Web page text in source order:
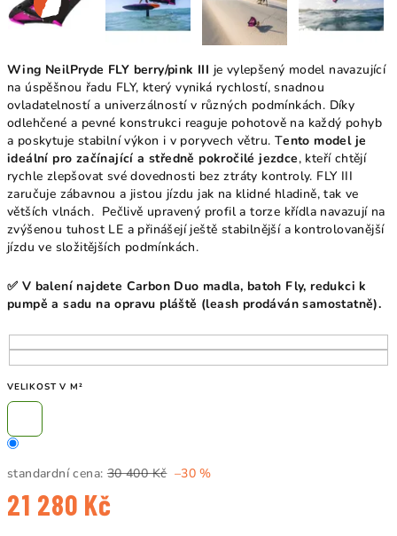
Wing NeilPryde FLY berry/pink III je vylepšený model navazující
na úspěšnou řadu FLY, který vyniká rychlostí, snadnou
ovladatelností a univerzálností v různých podmínkách. Díky
odlehčené a pevné konstrukci reaguje pohotově na každý pohyb
a poskytuje stabilní výkon i v poryvech větru. Tento model je
ideální pro začínající a středně pokročilé jezdce, kteří chtějí
rychle zlepšovat své dovednosti bez ztráty kontroly. FLY III
zaručuje zábavnou a jistou jízdu jak na klidné hladině, tak ve
větších vlnách. Pečlivě upravený profil a torze křídla navazují na
zvýšenou tuhost LE a přinášejí ještě stabilnější a kontrolovanější
jízdu ve složitějších podmínkách.
✅ V balení najdete Carbon Duo madla, batoh Fly, redukci k
pumpě a sadu na opravu pláště (leash prodáván samostatně).
VELIKOST V M²
standardní cena: 30 400 Kč –30 %
21 280 Kč